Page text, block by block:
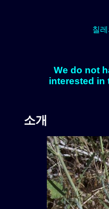
칠
We do not
interested in
소개